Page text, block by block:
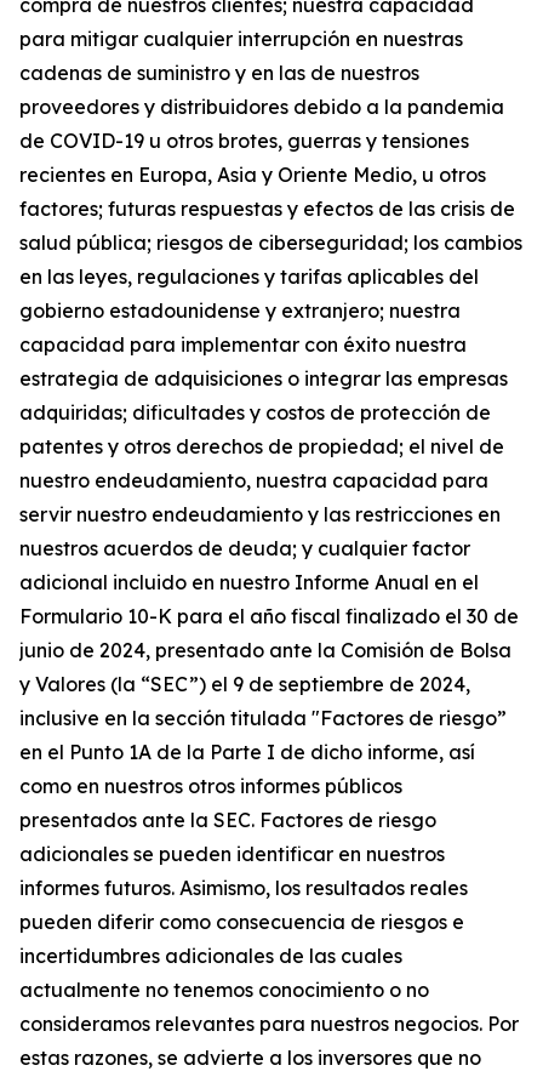
para mitigar cualquier interrupción en nuestras
cadenas de suministro y en las de nuestros
proveedores y distribuidores debido a la pandemia
de COVID-19 u otros brotes, guerras y tensiones
recientes en Europa, Asia y Oriente Medio, u otros
factores; futuras respuestas y efectos de las crisis de
salud pública; riesgos de ciberseguridad; los cambios
en las leyes, regulaciones y tarifas aplicables del
gobierno estadounidense y extranjero; nuestra
capacidad para implementar con éxito nuestra
estrategia de adquisiciones o integrar las empresas
adquiridas; dificultades y costos de protección de
patentes y otros derechos de propiedad; el nivel de
nuestro endeudamiento, nuestra capacidad para
servir nuestro endeudamiento y las restricciones en
nuestros acuerdos de deuda; y cualquier factor
adicional incluido en nuestro Informe Anual en el
Formulario 10-K para el año fiscal finalizado el 30 de
junio de 2024, presentado ante la Comisión de Bolsa
y Valores (la “SEC”) el 9 de septiembre de 2024,
inclusive en la sección titulada "Factores de riesgo”
en el Punto 1A de la Parte I de dicho informe, así
como en nuestros otros informes públicos
presentados ante la SEC. Factores de riesgo
adicionales se pueden identificar en nuestros
informes futuros. Asimismo, los resultados reales
pueden diferir como consecuencia de riesgos e
incertidumbres adicionales de las cuales
actualmente no tenemos conocimiento o no
consideramos relevantes para nuestros negocios. Por
estas razones, se advierte a los inversores que no